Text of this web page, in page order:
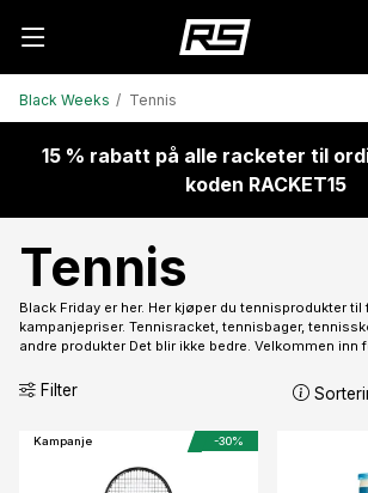
Black Weeks Tennis
15 % rabatt på alle racketer til
koden RACKET15
Tennis
Black Friday er her. Her kjøper du tennisprodukter
kampanjepriser. Tennisracket, tennisbager,
andre produkter Det blir ikke bedre. Velkommen inn
Filter
Kampanje -30%